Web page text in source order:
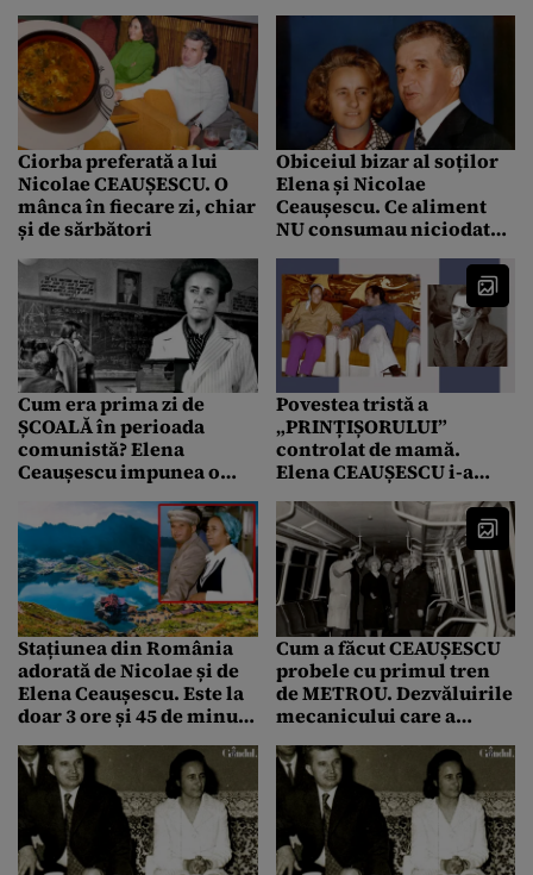
promisiunile dinaintea
sfârșitului
Ciorba preferată a lui
Nicolae CEAUȘESCU. O
mânca în fiecare zi, chiar
și de sărbători
Obiceiul bizar al soților
Elena și Nicolae
Ceaușescu. Ce aliment
NU consumau niciodată
Cum era prima zi de
ȘCOALĂ în perioada
comunistă? Elena
Ceaușescu impunea o
regulă stranie pentru
elevi și nu avea legătură
cu învățământul
Povestea tristă a
„PRINȚIȘORULUI”
controlat de mamă.
Elena CEAUȘESCU i-a
alungat iubitele, i-a
impus soția, i-a interzis
copilul cu marea
dragoste
Stațiunea din România
adorată de Nicolae și de
Elena Ceaușescu. Este la
doar 3 ore și 45 de minute
Cum a făcut CEAUȘESCU
probele cu primul tren
de METROU. Dezvăluirile
mecanicului care a
cabină: ”Nu v-ați făcut
treaba!”